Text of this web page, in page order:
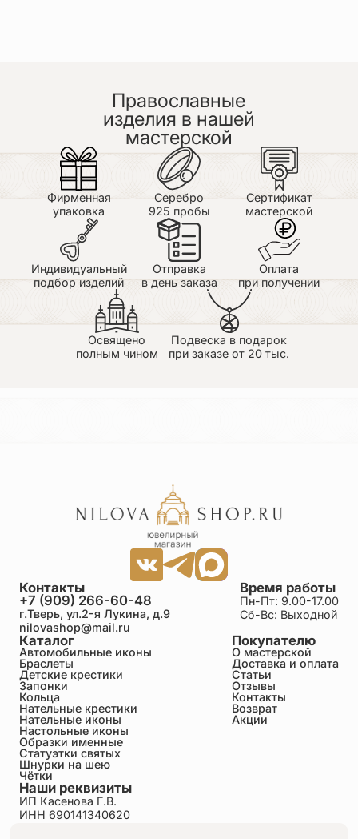
Православные
изделия в нашей
мастерской
Фирменная
упаковка
Серебро
925 пробы
Сертификат
мастерской
Индивидуальный
подбор изделий
Отправка
в день заказа
Оплата
при получении
Освящено
полным чином
Подвеска в подарок
при заказе от 20 тыс.
Каталог
Автомобильные иконы
Браслеты
Детские крестики
Запонки
Кольца
Нательные крестики
Нательные иконы
Настольные иконы
Образки именные
Статуэтки святых
Шнурки на шею
Чётки
Покупателю
О мастерской
Доставка и оплата
Статьи
Отзывы
Контакты
Возврат
Акции
Время работы
Пн-Пт: 9.00-17.00
Сб-Вс: Выходной
Контакты
+7 (909) 266-60-48
г.Тверь, ул.2-я Лукина, д.9
nilovashop@mail.ru
Наши реквизиты
ИП Касенова Г.В.
ИНН 690141340620